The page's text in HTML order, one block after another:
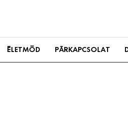
ÉLETMÓD PÁRKAPCSOLAT